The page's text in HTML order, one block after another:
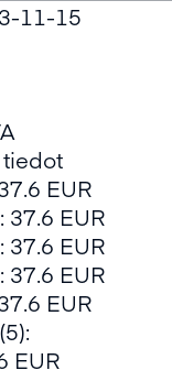
11-15
EUR
37.6 EUR
37.6 EUR
37.6 EUR
EUR
EUR